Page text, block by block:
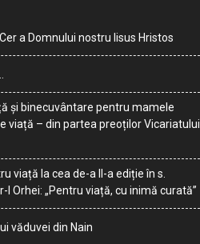
a Domnului nostru Iisus Hristos
și binecuvântare pentru mamele
viață – din partea preoților Vicariatului
viață la cea de-a II-a ediție în s.
l Orhei: „Pentru viață, cu inimă curată”
văduvei din Nain